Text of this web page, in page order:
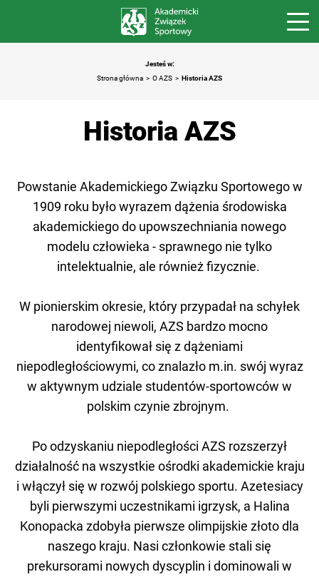
Jesteś w:
Strona główna
O AZS Historia AZS
Historia AZS
Powstanie Akademickiego Związku Sportowego w
1909 roku było wyrazem dążenia środowiska
akademickiego do upowszechniania nowego
modelu człowieka - sprawnego nie tylko
intelektualnie, ale również fizycznie.
W pionierskim okresie, który przypadał na schyłek
narodowej niewoli, AZS bardzo mocno
identyfikował się z dążeniami
niepodległościowymi, co znalazło m.in. swój wyraz
w aktywnym udziale studentów-sportowców w
polskim czynie zbrojnym.
Po odzyskaniu niepodległości AZS rozszerzył
działalność na wszystkie ośrodki akademickie kraju
i włączył się w rozwój polskiego sportu. Azetesiacy
byli pierwszymi uczestnikami igrzysk, a Halina
Konopacka zdobyła pierwsze olimpijskie złoto dla
naszego kraju. Nasi członkowie stali się
prekursorami nowych dyscyplin i dominowali w